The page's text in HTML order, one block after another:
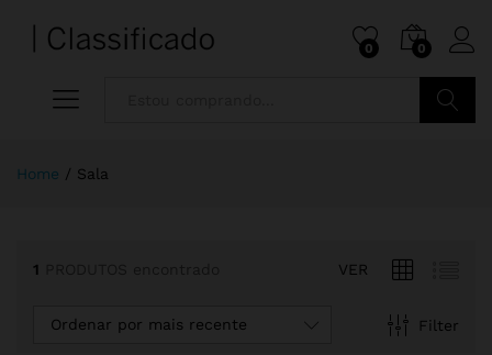
0 0
Home / Sala
1 VER
Filter
Ordenar por mais recente